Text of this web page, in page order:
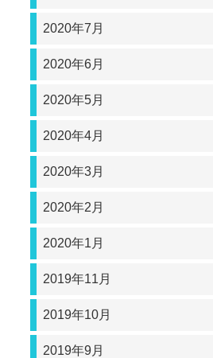
2020年7月
2020年6月
2020年5月
2020年4月
2020年3月
2020年2月
2020年1月
2019年11月
2019年10月
2019年9月